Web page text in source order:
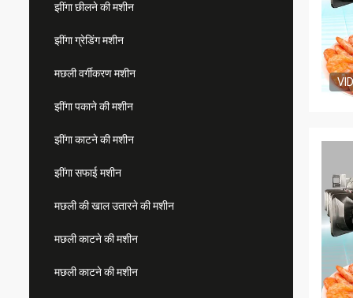
झींगा छीलने की मशीन
झींगा ग्रेडिंग मशीन
मछली वर्गीकरण मशीन
झींगा पकाने की मशीन
झींगा काटने की मशीन
झींगा सफाई मशीन
मछली की खाल उतारने की मशीन
मछली काटने की मशीन
मछली काटने की मशीन